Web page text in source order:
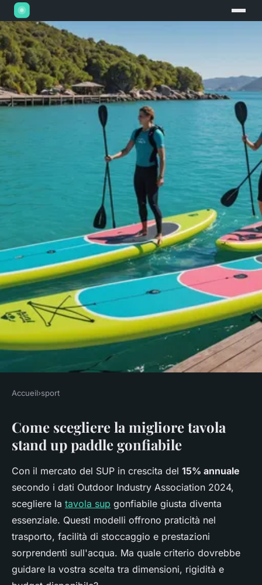
SPORT
Tavola sup gonfiabile: guida
alla scelta e ai modelli top
Clémence•18 dicembre 2025 •7 min de lecture
Accueil›sport
Come scegliere la migliore tavola
stand up paddle gonfiabile
Con il mercato del SUP in crescita del 15% annuale
secondo i dati Outdoor Industry Association 2024,
scegliere la tavola sup gonfiabile giusta diventa
essenziale. Questi modelli offrono praticità nel
trasporto, facilità di stoccaggio e prestazioni
sorprendenti sull'acqua. Ma quale criterio dovrebbe
guidare la vostra scelta tra dimensioni, rigidità e